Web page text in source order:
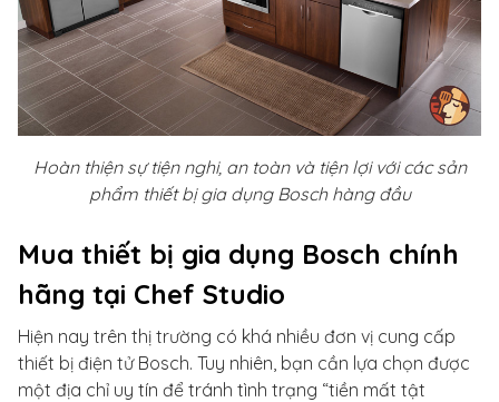
Hoàn thiện sự tiện nghi, an toàn và tiện lợi với các sản
phẩm thiết bị gia dụng Bosch hàng đầu
Mua thiết bị gia dụng Bosch chính
hãng tại Chef Studio
Hiện nay trên thị trường có khá nhiều đơn vị cung cấp
thiết bị điện tử Bosch. Tuy nhiên, bạn cần lựa chọn được
một địa chỉ uy tín để tránh tình trạng “tiền mất tật